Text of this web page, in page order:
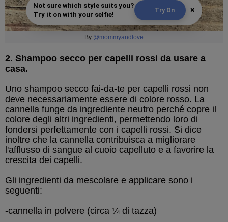
Not sure which style suits you?
Try it on with your selfie!
Try On ×
By @mommyandlove
2. Shampoo secco per capelli rossi da usare a
casa.
Uno shampoo secco fai-da-te per capelli rossi non
deve necessariamente essere di colore rosso. La
cannella funge da ingrediente neutro perché copre il
colore degli altri ingredienti, permettendo loro di
fondersi perfettamente con i capelli rossi. Si dice
inoltre che la cannella contribuisca a migliorare
l'afflusso di sangue al cuoio capelluto e a favorire la
crescita dei capelli.
Gli ingredienti da mescolare e applicare sono i
seguenti:
-cannella in polvere (circa ¼ di tazza)